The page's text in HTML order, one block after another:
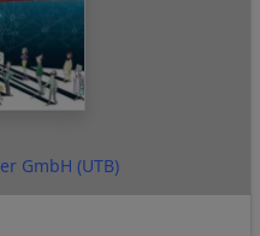
GmbH (UTB)